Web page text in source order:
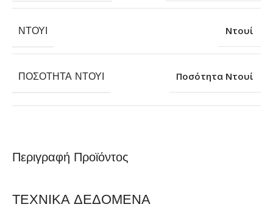
Περιγραφή Προϊόντος
ΤΕΧΝΙΚΑ ΔΕΔΟΜΕΝΑ
ΝΤΟΥΊ Ντουί
ΠΟΣΌΤΗΤΑ ΝΤΟΥΊ Ποσότητα Ντουί